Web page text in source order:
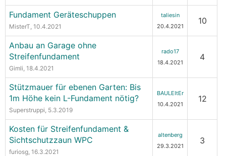
Fundament Geräteschuppen
MisterT, 10.4.2021
taliesin
20.4.2021
10
Anbau an Garage ohne
Streifenfundament
Gimli, 18.4.2021
rado17
18.4.2021
4
Stützmauer für ebenen Garten: Bis
1m Höhe kein L-Fundament nötig?
Superstruppi, 5.3.2019
BAULEItEr
10.4.2021
12
Kosten für Streifenfundament &
Sichtschutzzaun WPC
furiosg, 16.3.2021
altenberg
29.3.2021
3